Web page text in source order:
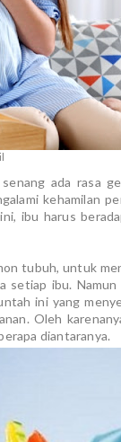
ada rasa
kehamilan
ibu harus
tubuh, untuk
setiap ibu.
ini yang
Oleh
diantaranya.